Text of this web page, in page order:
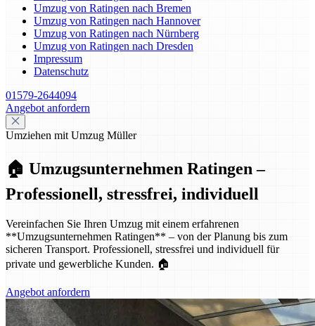
Umzug von Ratingen nach Bremen
Umzug von Ratingen nach Hannover
Umzug von Ratingen nach Nürnberg
Umzug von Ratingen nach Dresden
Impressum
Datenschutz
01579-2644094
Angebot anfordern
Umziehen mit Umzug Müller
🏠 Umzugsunternehmen Ratingen –
Professionell, stressfrei, individuell
Vereinfachen Sie Ihren Umzug mit einem erfahrenen
**Umzugsunternehmen Ratingen** – von der Planung bis zum
sicheren Transport. Professionell, stressfrei und individuell für
private und gewerbliche Kunden. 🏠
Angebot anfordern